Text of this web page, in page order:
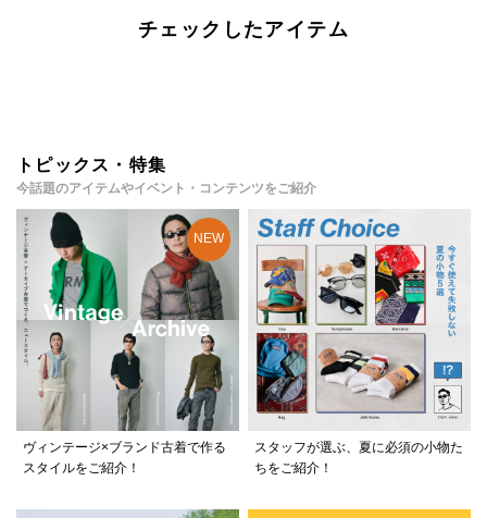
チェックしたアイテム
トピックス・特集
今話題のアイテムやイベント・コンテンツをご紹介
ヴィンテージ×ブランド古着で作る
スタイルをご紹介！
スタッフが選ぶ、夏に必須の小物た
ちをご紹介！